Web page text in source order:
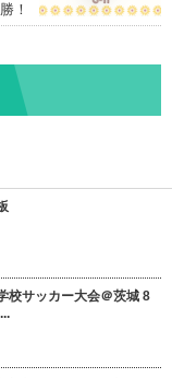
！
校サッカー大会＠茨城 8